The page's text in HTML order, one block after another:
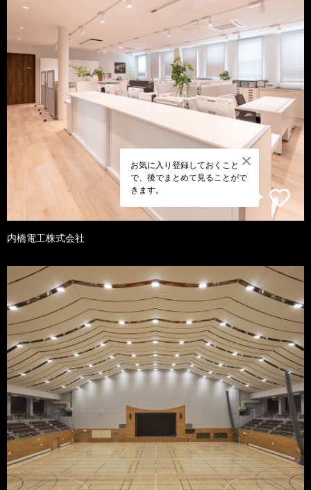
お気に入り登録しておくこと
で、後でまとめて見ることがで
きます。
内橋電工株式会社